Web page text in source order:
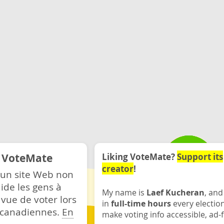
site Web non
les gens à
de voter lors
En
Liking VoteMate?Support its
creator!
My name is Laef Kucheran,
in full-time hours every
make voting info accessible, ad-